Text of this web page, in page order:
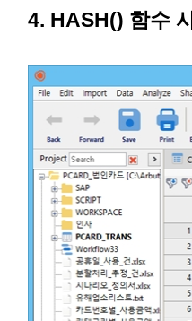
4. HASH() 함수